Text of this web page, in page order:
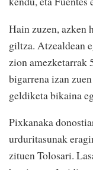
Hain zuzen, azken
giltza. Atzealdean
zion amezketarrak
bigarrena izan
geldiketa bikaina
Pixkanaka
urduritasunak
zituen Tolosari.